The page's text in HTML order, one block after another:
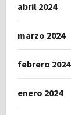
abril 2024
marzo 2024
febrero 2024
enero 2024